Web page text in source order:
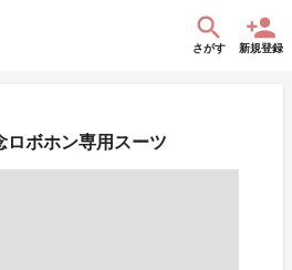
さがす 新規登録
ロボホン専用スーツ